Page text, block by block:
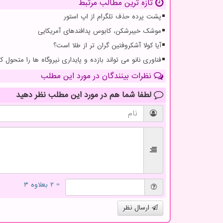
تازه ترین مطالب مرتبط
پشت پرده حذف تلگرام از اپ استور
موشک خیبرشکن، کابوس پدافندهای آمریکایی
آیا کولا آشکروفتین گران تر از طلا است؟
فناوری نانو می تواند بازده و پایداری نیروگاه ها را متحول
نظرات بینندگان در مورد این مطلب
لطفا شما هم در مورد این مطلب نظر دهید
= ۲ بعلاوه ۳
ارسال نظر